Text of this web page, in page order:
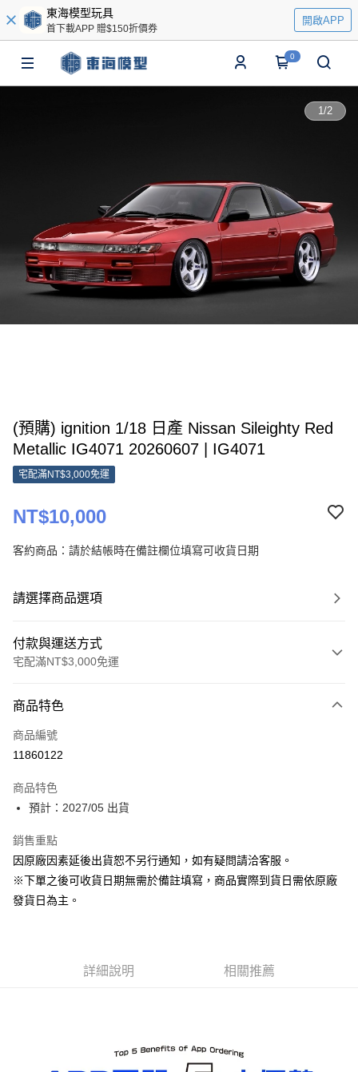
東海模型玩具
首下載APP 贈$150折價券
開啟APP
0
1/2
(預購) ignition 1/18 日產 Nissan Sileighty Red
Metallic IG4071 20260607 | IG4071
宅配滿NT$3,000免運
NT$10,000
客約商品：請於結帳時在備註欄位填寫可收貨日期
請選擇商品選項
付款與運送方式
宅配滿NT$3,000免運
信用卡一次付款
Apple Pay
運送方式
預購-宅配(舊)
每筆NT$120，滿NT$3,000(含以上)免運費
商品特色
商品編號
11860122
商品特色
預計：2027/05 出貨
銷售重點
因原廠因素延後出貨恕不另行通知，如有疑問請洽客服。
※下單之後可收貨日期無需於備註填寫，商品實際到貨日需依原廠
發貨日為主。
詳細說明 相關推薦